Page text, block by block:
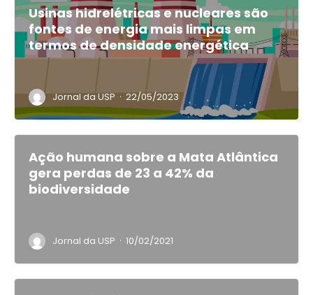
Usinas hidrelétricas e nucleares são
fontes de energia mais limpas em
termos de densidade energética
Jornal da USP · 22/05/2023
Ação humana sobre a Mata Atlântica
gera perdas de 23 a 42% da
biodiversidade
Jornal da USP · 10/02/2021